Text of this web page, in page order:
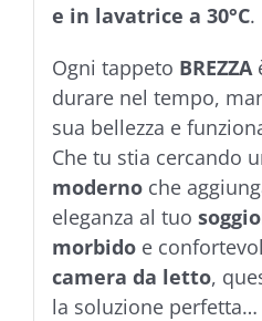
e in lavatrice a 30°C.
Ogni tappeto BREZZA
durare nel tempo,
sua bellezza e
Che tu stia cercando
modernoche
eleganza al tuo
morbidoe
camera da letto,
la soluzione